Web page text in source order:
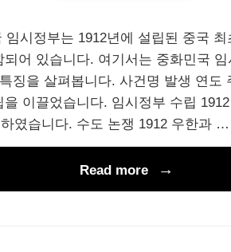
시정부는 1912년에 설립된 중국
어 있습니다. 여기서는 중화민국
징을 살펴봅니다. 사건명 발생 연도
이끌었습니다. 임시정부 수립
였습니다. 수도 논쟁 1912 우한과 …
Read more